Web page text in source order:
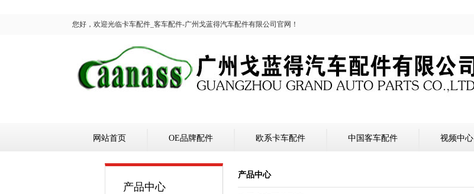
您好，欢迎光临卡车配件_客车配件-广州戈蓝得汽车配件有限公司官网！
网站首页 OE品牌配件 欧系卡车配件 中国客车配件 视频中心
产品中心
产品中心